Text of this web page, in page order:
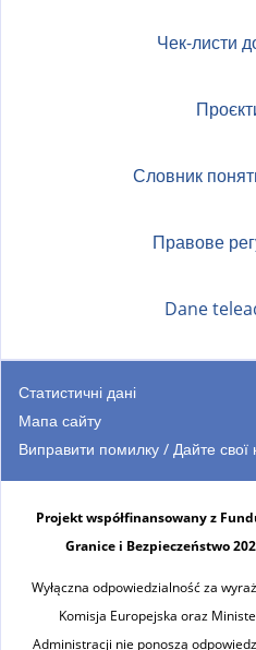
Чек-листи
Словник
Правове
Dane
Статистичні дані
Мапа сайту
Виправити помилку / Дайте свої
Projekt współfinansowany z
Granice i Bezpieczeństwo
Wyłączna odpowiedzialność za
Komisja Europejska oraz
Administracji nie ponoszą